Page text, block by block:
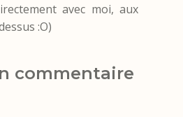
avec moi, aux
:O)
commentaire